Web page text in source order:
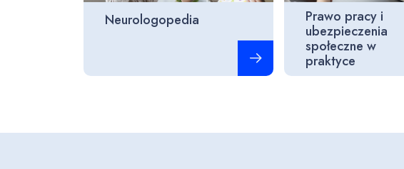
Neurologopedia
Prawo pracy i
ubezpieczenia
społeczne w
praktyce